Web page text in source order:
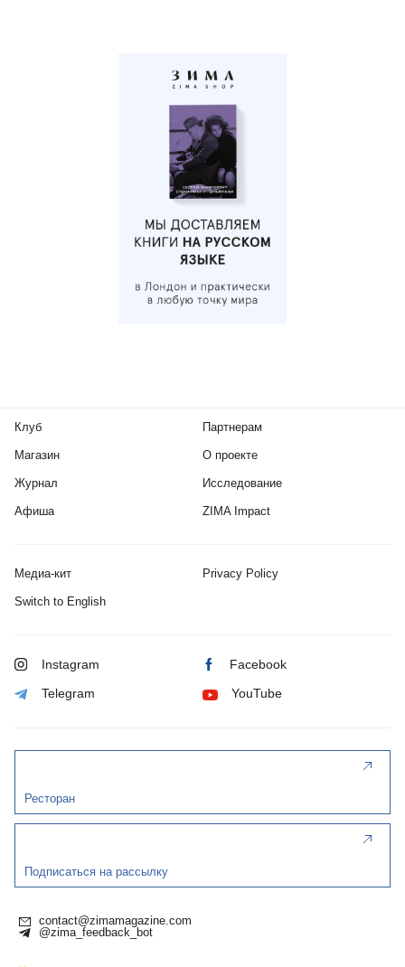
Клуб
Магазин
Журнал
Афиша
Партнерам
О проекте
Исследование
ZIMA Impact
Медиа-кит Privacy Policy
Switch to English
Instagram Facebook
Telegram YouTube
Ресторан
Подписаться на рассылку
contact@zimamagazine.com
@zima_feedback_bot